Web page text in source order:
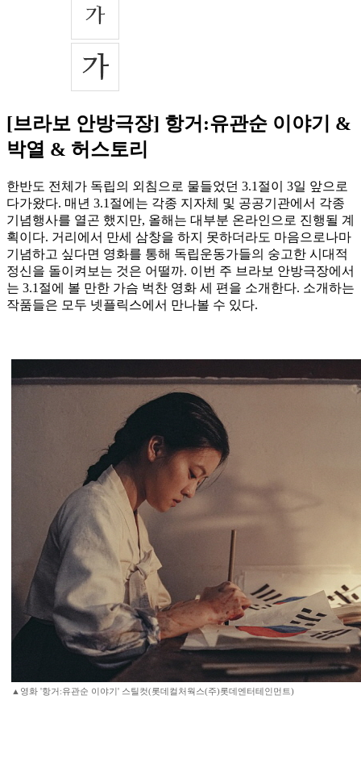
[브라보 안방극장] 항거:유관순 이야기 &
박열 & 허스토리
한반도 전체가 독립의 외침으로 물들었던 3.1절이 3일 앞으로
다가왔다. 매년 3.1절에는 각종 지자체 및 공공기관에서 각종
기념행사를 열곤 했지만, 올해는 대부분 온라인으로 진행될 계
획이다. 거리에서 만세 삼창을 하지 못하더라도 마음으로나마
기념하고 싶다면 영화를 통해 독립운동가들의 숭고한 시대적
정신을 돌이켜보는 것은 어떨까. 이번 주 브라보 안방극장에서
는 3.1절에 볼 만한 가슴 벅찬 영화 세 편을 소개한다. 소개하는
작품들은 모두 넷플릭스에서 만나볼 수 있다.
▲영화 '항거:유관순 이야기' 스틸컷(롯데컬처웍스(주)롯데엔터테인먼트)